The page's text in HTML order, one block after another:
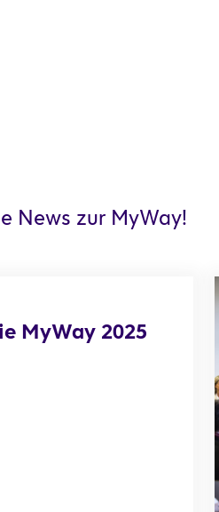
News zur MyWay!
MyWay 2025